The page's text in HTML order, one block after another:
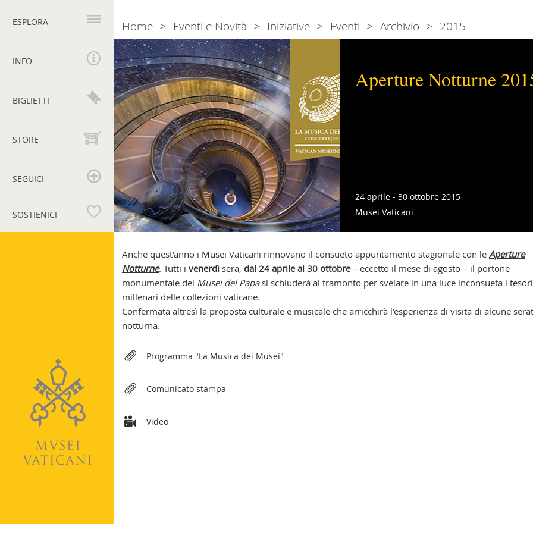
principale
ESPLORA
INFO
BIGLIETTI
STORE
SEGUICI
SOSTIENICI
Aperture
Notturne
2015
Aperture Notturne
24 aprile - 30 ottobre 2015
Musei Vaticani
Anche quest'anno i Musei Vaticani rinnovano il consueto appuntamento stagionale con le Aperture
Notturne. Tutti i venerdìsera, dal 24 aprile al 30 ottobre– eccetto il mese di agosto – il portone
monumentale dei Musei del Papasi schiuderà al tramonto per svelare in una luce inconsueta i tesori
millenari delle collezioni vaticane.
Confermata altresì la proposta culturale e musicale che arricchirà l'esperienza di visita di alcune
notturna.
RelatedsProgramma "La Musica dei Musei"
Comunicato stampa
Video
Breadcrumb
Home Eventi e Novità Iniziative Eventi Archivio 2015